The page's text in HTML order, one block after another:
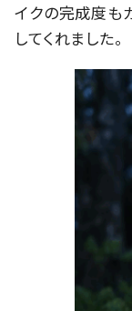
イクの完成度も
してくれました。